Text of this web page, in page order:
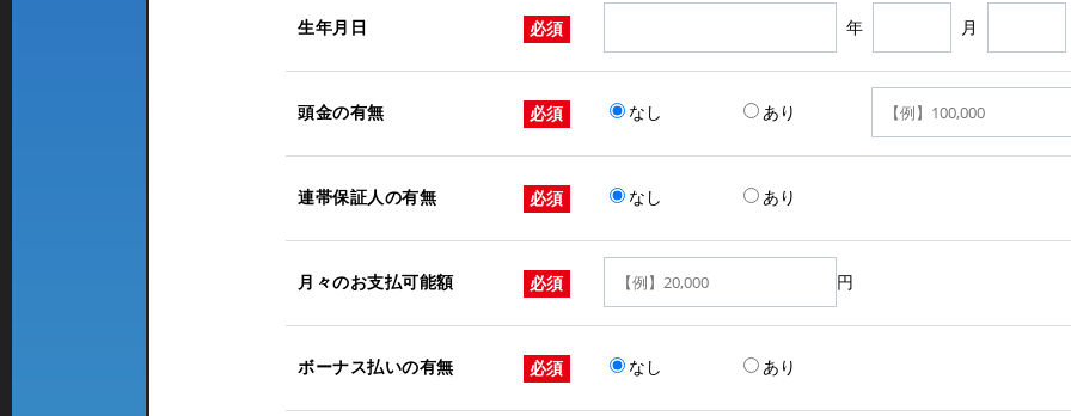
生年月日 必須 年 月
頭金の有無 必須 なし あり
連帯保証人の有無 必須 なし あり
月々のお支払可能額 必須 円
ボーナス払いの有無 必須 なし あり